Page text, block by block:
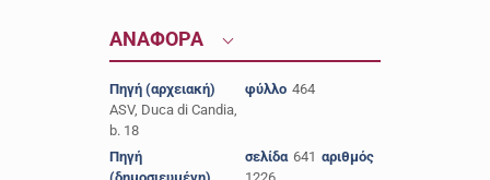
ΑΝΑΦΟΡΑ
Πηγή (αρχειακή)
ASV, Duca di Candia,
b. 18
φύλλο 464
Πηγή
σελίδα 641 αριθμός